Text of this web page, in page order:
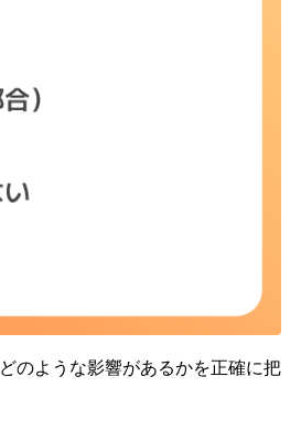
のような影響があるかを正確に把